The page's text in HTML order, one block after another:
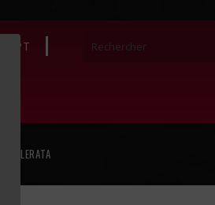
SCELERATA